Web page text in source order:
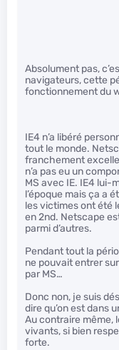
Absolument pas,
navigateurs, cette
fonctionnement du
IE4 n’a libéré
tout le monde.
franchement
n’a pas eu un
MS avec IE. IE4 lui-
l’époque mais ça a
les victimes ont été
en 2nd. Netscape
parmi d’autres.
Pendant tout la
ne pouvait entrer
par MS…
Donc non, je suis
dire qu’on est dans
Au contraire même,
vivants, si bien
forte.